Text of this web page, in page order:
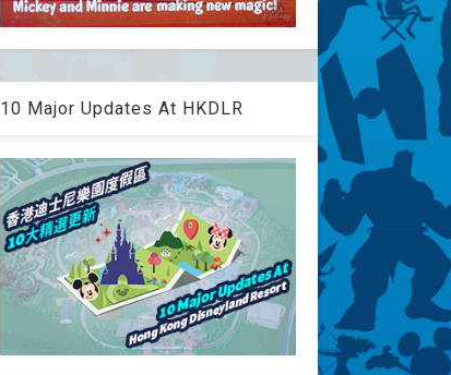
10 Major Updates At HKDLR